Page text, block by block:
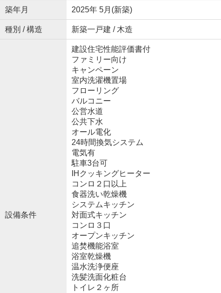
築年月 2025年 5月(新築)
種別 / 構造 新築一戸建 / 木造
設備条件
建設住宅性能評価書付
ファミリー向け
キャンペーン
室内洗濯機置場
フローリング
バルコニー
公営水道
公共下水
オール電化
24時間換気システム
電気有
駐車3台可
IHクッキングヒーター
コンロ２口以上
食器洗い乾燥機
システムキッチン
対面式キッチン
コンロ３口
オープンキッチン
追焚機能浴室
浴室乾燥機
温水洗浄便座
洗髪洗面化粧台
トイレ２ヶ所